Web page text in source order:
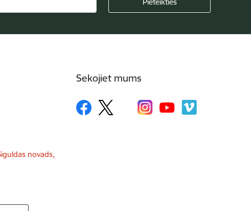
novads,
Sekojiet mums